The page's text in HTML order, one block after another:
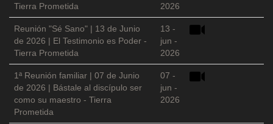
Tierra Prometida
2026
Reunión "Sé Sano" | 13 de Junio
de 2026 | El Testimonio es Poder -
Tierra Prometida
13 -
jun -
2026
1ª Reunión familiar | 07 de Junio
de 2026 | Bástale al discípulo ser
como su maestro - Tierra
Prometida
07 -
jun -
2026